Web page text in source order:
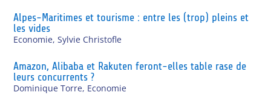
Alpes-Maritimes et tourisme : entre les (trop) pleins et
les vides
Economie,Sylvie Christofle
Amazon, Alibaba et Rakuten feront-elles table rase de
leurs concurrents ?
Dominique Torre, Economie